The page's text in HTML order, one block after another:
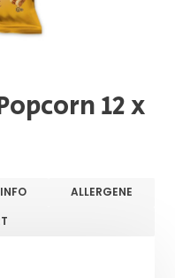
12 x
INFO
ALLERGENE